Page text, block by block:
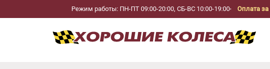
Режим работы: ПН-ПТ 09:00-20:00, СБ-ВС 10:00-19:00 Оплата